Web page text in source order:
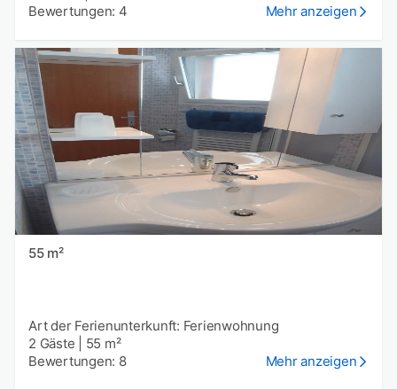
Bewertungen: 4
Mehr anzeigen
55 m²
Art der Ferienunterkunft: Ferienwohnung
2 Gäste
55 m²
Bewertungen: 8
Mehr anzeigen